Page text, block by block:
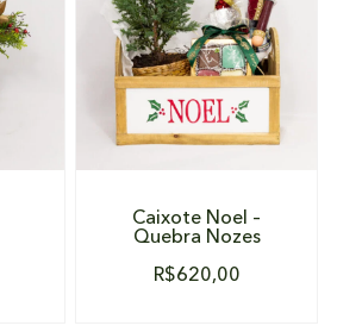
DETALHES
Caixote Noel –
Quebra Nozes
R$620,00